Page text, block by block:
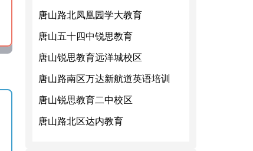
唐山路北凤凰园学大教育
唐山五十四中锐思教育
唐山锐思教育远洋城校区
唐山路南区万达新航道英语培训
唐山锐思教育二中校区
唐山路北区达内教育